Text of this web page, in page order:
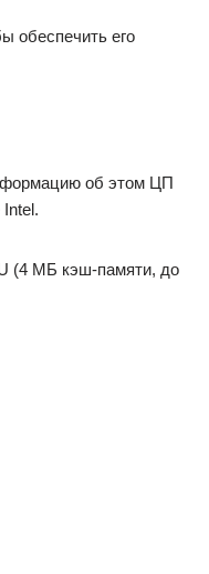
обеспечить его
об этом ЦП
(4 MБ кэш-памяти, до